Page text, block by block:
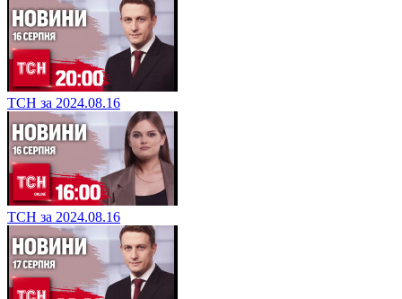
ТСН за 2024.08.16
ТСН за 2024.08.16